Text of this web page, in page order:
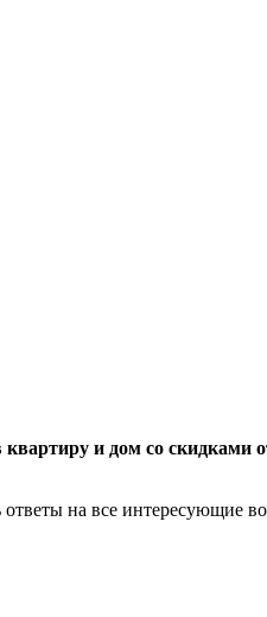
и дом со скидками
на все интересующие